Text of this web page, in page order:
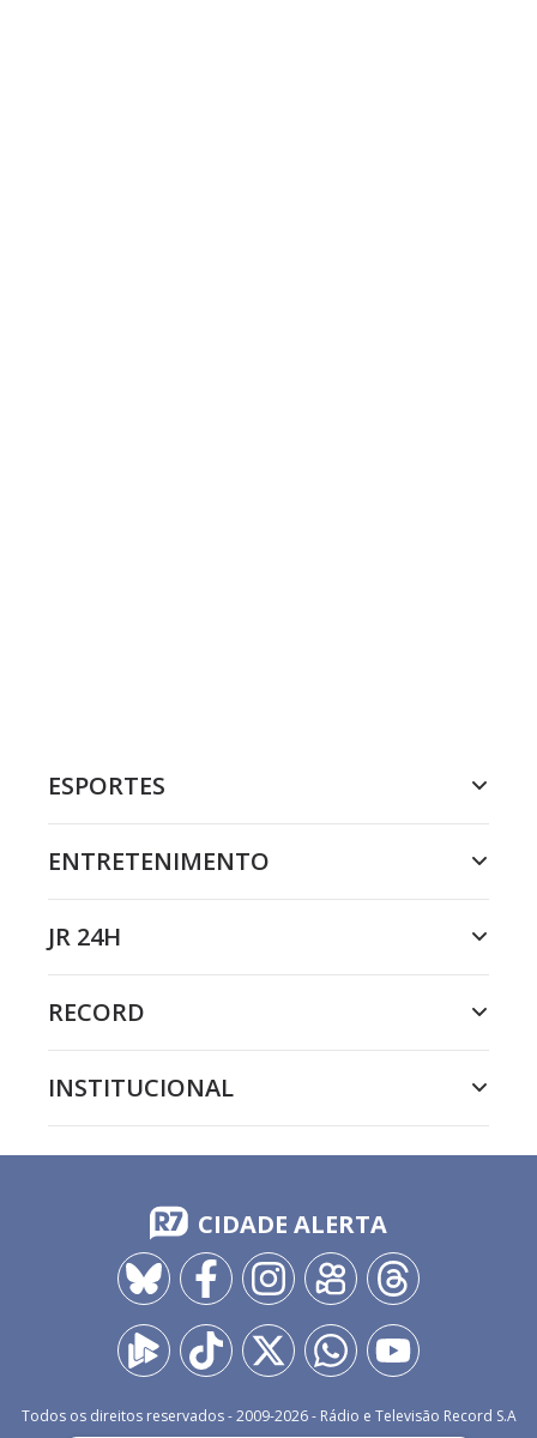
ESPORTES
ENTRETENIMENTO
JR 24H
RECORD
INSTITUCIONAL
CIDADE ALERTA
Todos os direitos reservados - 2009-2026- Rádio e Televisão Record S.A